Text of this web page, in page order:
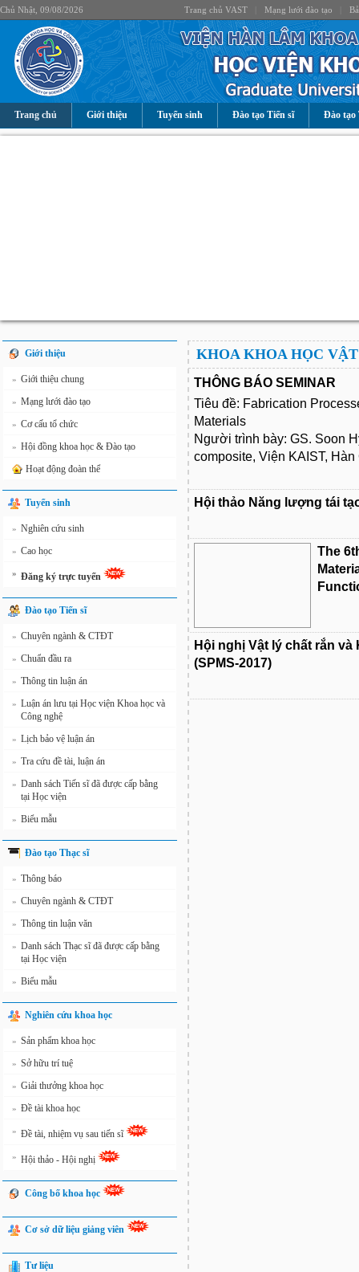
Chủ Nhật, 09/08/2026 Trang chủ VAST Mạng lưới đào tạo
Trang chủ Giới thiệu Tuyển sinh Đào tạo Tiến sĩ Đào tạo
Giới thiệu
» Giới thiệu chung
» Mạng lưới đào tạo
» Cơ cấu tổ chức
» Hội đồng khoa học & Đào tạo
Hoạt động đoàn thể
Tuyển sinh
» Nghiên cứu sinh
» Cao học
» Đăng ký trực tuyến
Đào tạo Tiến sĩ
» Chuyên ngành & CTĐT
» Chuẩn đầu ra
» Thông tin luận án
» Luận án lưu tại Học viện Khoa học và
Công nghệ
» Lịch bảo vệ luận án
» Tra cứu đề tài, luận án
» Danh sách Tiến sĩ đã được cấp bằng
tại Học viện
» Biểu mẫu
Đào tạo Thạc sĩ
» Thông báo
» Chuyên ngành & CTĐT
» Thông tin luận văn
» Danh sách Thạc sĩ đã được cấp bằng
tại Học viện
» Biểu mẫu
Nghiên cứu khoa học
» Sản phẩm khoa học
» Sở hữu trí tuệ
» Giải thưởng khoa học
» Đề tài khoa học
» Đề tài, nhiệm vụ sau tiến sĩ
» Hội thảo - Hội nghị
Công bố khoa học
Cơ sở dữ liệu giảng viên
Tư liệu
KHOA KHOA HỌC
THÔNG BÁO SEMINAR
Tiêu đề: Fabrication
Materials
Người trình bày: GS. Soon
composite, Viện KAIST, Hàn
Hội thảo Năng lượng tái
The
Hội nghị Vật lý chất rắn
(SPMS-2017)